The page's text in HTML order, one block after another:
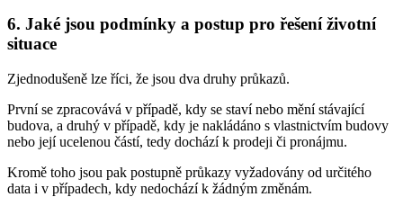
6. Jaké jsou podmínky a postup pro řešení životní
situace
Zjednodušeně lze říci, že jsou dva druhy průkazů.
První se zpracovává v případě, kdy se staví nebo mění stávající
budova, a druhý v případě, kdy je nakládáno s vlastnictvím budovy
nebo její ucelenou částí, tedy dochází k prodeji či pronájmu.
Kromě toho jsou pak postupně průkazy vyžadovány od určitého
data i v případech, kdy nedochází k žádným změnám.